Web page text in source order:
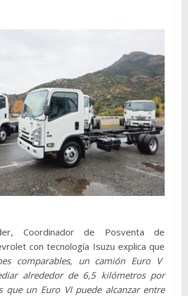
Coordinador de Posventa de
con tecnología Isuzu explica que
comparables, un camión Euro V
alrededor de 6,5 kilómetros por
que un Euro VI puede alcanzar entre